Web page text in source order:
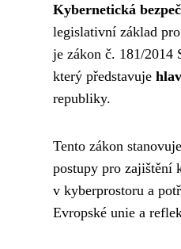
Kybernetická
legislativní základ
je zákon č. 181/2014
který představuje
republiky.
Tento zákon
postupy pro zajištění
v kyberprostoru a
Evropské unie a